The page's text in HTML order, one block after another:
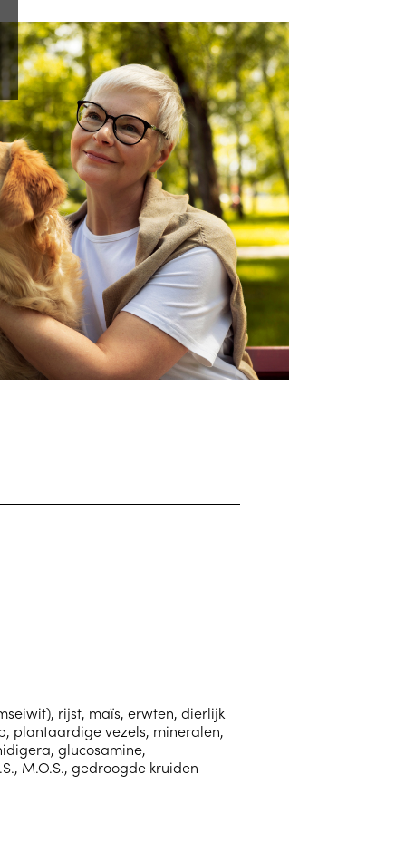
rijst, maïs, erwten, dierlijk
plantaardige vezels, mineralen,
glucosamine,
M.O.S., gedroogde kruiden